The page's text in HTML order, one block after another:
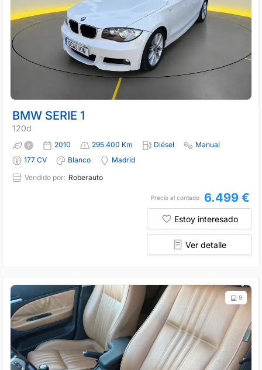
BMW SERIE 1
120d
2010 295.400 Km Diésel
Manual
177 CV
Blanco
Madrid
Vendido por: Roberauto
Precio al contado 6.499 €
Estoy interesado
Ver detalle
9